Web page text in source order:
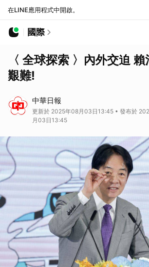
在LINE應用程式中開啟。
國際
〈 全球探索 〉內外交迫
艱難!
中華日報
更新於 2025年08月03日13:45 • 發布於
月03日13:45